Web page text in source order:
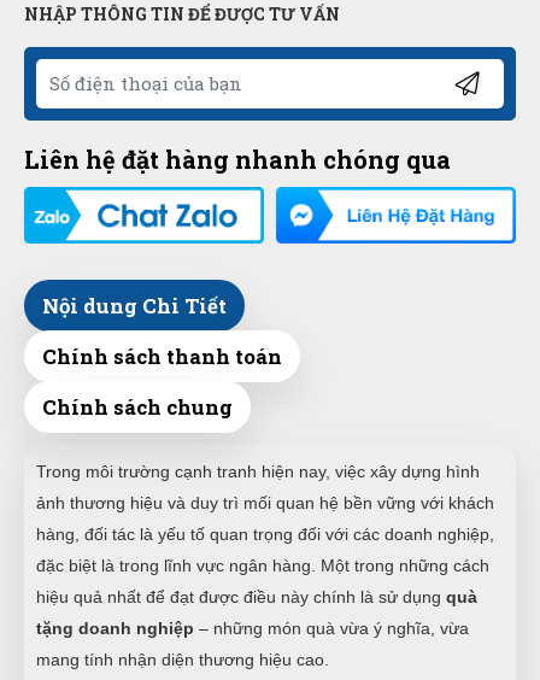
NHẬP THÔNG TIN ĐỂ ĐƯỢC TƯ VẤN
Liên hệ đặt hàng nhanh chóng qua
Nội dung Chi Tiết
Chính sách thanh toán
Chính sách chung
Trong môi trường cạnh tranh hiện nay, việc xây dựng hình
ảnh thương hiệu và duy trì mối quan hệ bền vững với khách
hàng, đối tác là yếu tố quan trọng đối với các doanh nghiệp,
đặc biệt là trong lĩnh vực ngân hàng. Một trong những cách
hiệu quả nhất để đạt được điều này chính là sử dụng quà
tặng doanh nghiệp – những món quà vừa ý nghĩa, vừa
mang tính nhận diện thương hiệu cao.